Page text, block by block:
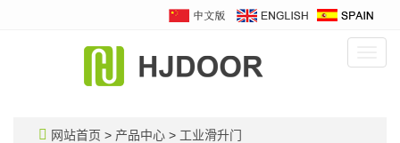
网站首页 > 产品中心 > 工业滑升门